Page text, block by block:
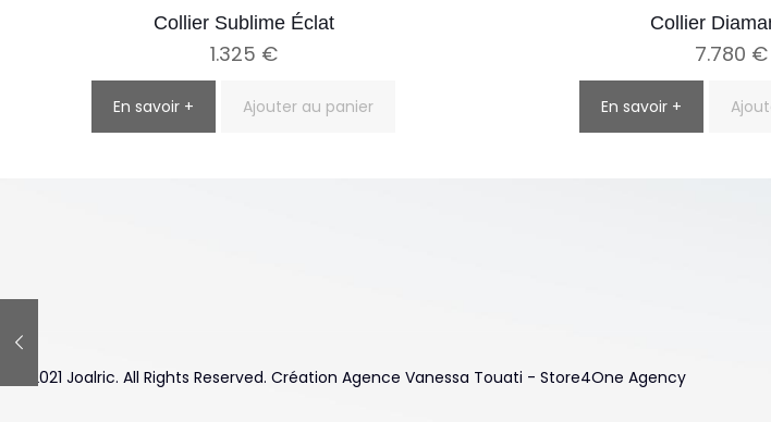
Collier Sublime Éclat
1.325 €
En savoir + Ajouter au panier
Collier
7.780 €
En savoir +
© 2021 Joalric. All Rights Reserved. Création Agence Vanessa Touati - Store4One Agency